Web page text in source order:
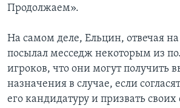
Продолжаем».
На самом деле, Ельцин, отвечая
посылал месседж некоторым из
игроков, что они могут получить
назначения в случае, если
его кандидатуру и призвать